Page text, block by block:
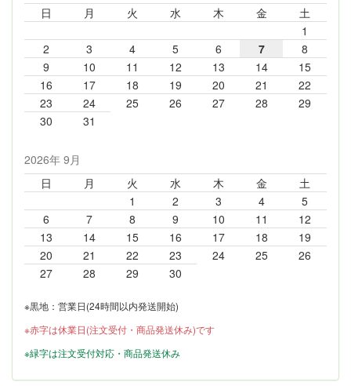
日
月 火 水 木 金
土
1
2
3 4 5 6 7
8
9
10 11 12 13 14
15
16
17 18 19 20 21
22
23
24 25 26 27 28
29
30
31
2026年 9月
日
月 火 水 木 金
土
1
2 3 4
5
6
7 8 9 10 11
12
13
14 15 16 17 18
19
20
21 22 23 24 25
26
27
28 29 30
※黒地：営業日(24時間以内発送開始)
※赤字は休業日(注文受付・商品発送休み)です
※緑字は注文受付対応・商品発送休み